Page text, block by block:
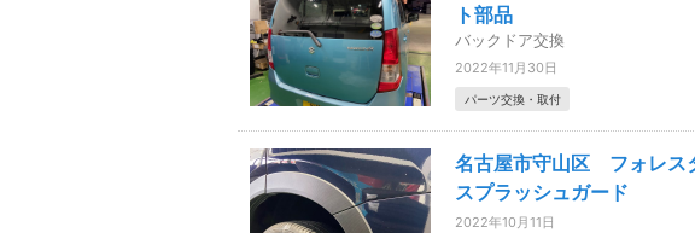
ト部品
バックドア交換
2022年11月30日
パーツ交換・取付
名古屋市守山区 フォレ
スプラッシュガード
2022年10月11日